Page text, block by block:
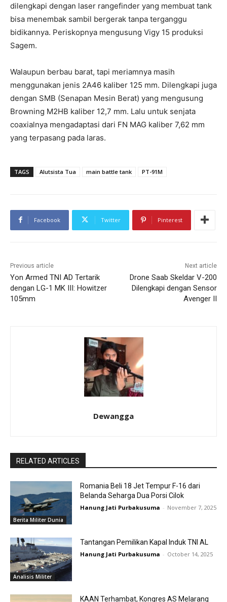
dilengkapi dengan laser rangefinder yang membuat tank
bisa menembak sambil bergerak tanpa terganggu
bidikannya. Periskopnya mengusung Vigy 15 produksi
Sagem.
Walaupun berbau barat, tapi meriamnya masih
menggunakan jenis 2A46 kaliber 125 mm. Dilengkapi juga
dengan SMB (Senapan Mesin Berat) yang mengusung
Browning M2HB kaliber 12,7 mm. Lalu untuk senjata
coaxialnya mengadaptasi dari FN MAG kaliber 7,62 mm
yang terpasang pada laras.
TAGS Alutsista Tua main battle tank PT-91M
Facebook Twitter Pinterest
Previous article
Yon Armed TNI AD Tertarik
dengan LG-1 MK III: Howitzer
105mm
Next article
Drone Saab Skeldar V-200
Dilengkapi dengan Sensor
Avenger II
Dewangga
RELATED ARTICLES
Berita Militer Dunia
Romania Beli 18 Jet Tempur F-16 dari
Belanda Seharga Dua Porsi Cilok
Hanung Jati Purbakusuma - November 7, 2025
Analisis Militer
Tantangan Pemilikan Kapal Induk TNI AL
Hanung Jati Purbakusuma - October 14, 2025
KAAN Terhambat, Kongres AS Melarang